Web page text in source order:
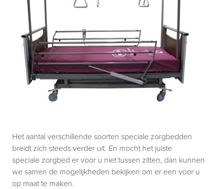
Het aantal verschillende soorten speciale zorgbedden
breidt zich steeds verder uit. En mocht het juiste
speciale zorgbed er voor u niet tussen zitten, dan kunnen
we samen de mogelijkheden bekijken om er een voor u
op maat te maken.